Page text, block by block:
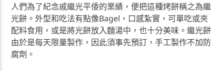
人們為了紀念戚繼光平倭的業績，便把這種烤餅稱之為繼
光餅。外型和吃法有點像Bagel，口感紮實，可單吃或夾
配料食用，或是將光餅放入麵湯中，也十分美味。繼光餅
由於是每天限量製作，因此須事先預訂，手工製作不加防
腐劑。